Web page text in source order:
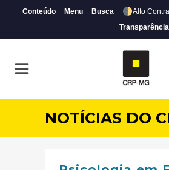
Conteúdo Menu Busca Alto
NOTÍCIAS DO